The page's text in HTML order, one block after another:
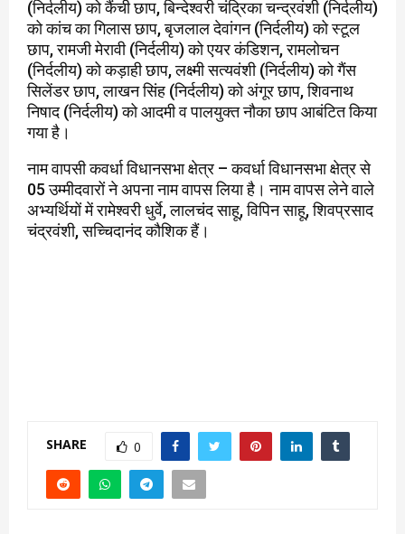
(निर्दलीय) को कैंची छाप, बिन्देश्वरी चंद्रिका चन्द्रवंशी (निर्दलीय)
को कांच का गिलास छाप, बृजलाल देवांगन (निर्दलीय) को स्टूल
छाप, रामजी मेरावी (निर्दलीय) को एयर कंडिशन, रामलोचन
(निर्दलीय) को कड़ाही छाप, लक्ष्मी सत्यवंशी (निर्दलीय) को गैंस
सिलेंडर छाप, लाखन सिंह (निर्दलीय) को अंगूर छाप, शिवनाथ
निषाद (निर्दलीय) को आदमी व पालयुक्त नौका छाप आबंटित किया
गया है।
नाम वापसी कवर्धा विधानसभा क्षेत्र – कवर्धा विधानसभा क्षेत्र से
05 उम्मीदवारों ने अपना नाम वापस लिया है। नाम वापस लेने वाले
अभ्यर्थियों में रामेश्वरी धुर्वे, लालचंद साहू, विपिन साहू, शिवप्रसाद
चंद्रवंशी, सच्चिदानंद कौशिक हैं।
SHARE 0